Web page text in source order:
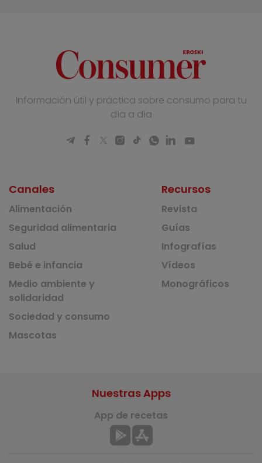
Información útil y práctica sobre consumo para tu
día a día
Canales
Alimentación
Seguridad alimentaria
Salud
Bebé e infancia
Medio ambiente y
solidaridad
Sociedad y consumo
Mascotas
Recursos
Revista
Guías
Infografías
Vídeos
Monográficos
Nuestras Apps
App de recetas